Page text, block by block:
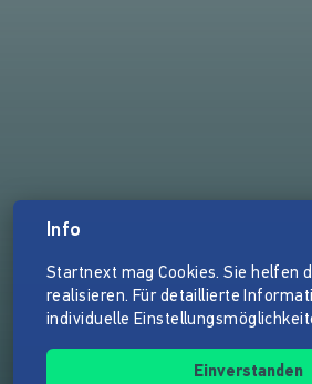
Info
Startnext mag Cookies. Sie helfen
realisieren. Für detaillierte
individuelle
Einverstanden